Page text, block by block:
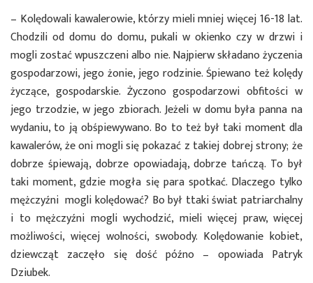
– Kolędowali kawalerowie, którzy mieli mniej więcej 16-18 lat.
Chodzili od domu do domu, pukali w okienko czy w drzwi i
mogli zostać wpuszczeni albo nie. Najpierw składano życzenia
gospodarzowi, jego żonie, jego rodzinie. Śpiewano też kolędy
życzące, gospodarskie. Życzono gospodarzowi obfitości w
jego trzodzie, w jego zbiorach. Jeżeli w domu była panna na
wydaniu, to ją obśpiewywano. Bo to też był taki moment dla
kawalerów, że oni mogli się pokazać z takiej dobrej strony; że
dobrze śpiewają, dobrze opowiadają, dobrze tańczą. To był
taki moment, gdzie mogła się para spotkać. Dlaczego tylko
mężczyźni mogli kolędować? Bo był ttaki świat patriarchalny
i to mężczyźni mogli wychodzić, mieli więcej praw, więcej
możliwości, więcej wolności, swobody. Kolędowanie kobiet,
dziewcząt zaczęło się dość późno – opowiada Patryk
Dziubek.